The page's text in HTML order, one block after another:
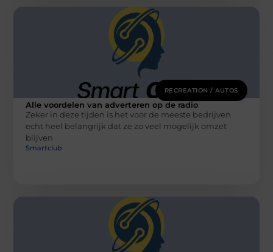
RECREATION / AUTOS
Alle voordelen van adverteren op de radio
Zeker in deze tijden is het voor de meeste bedrijven
echt heel belangrijk dat ze zo veel mogelijk omzet
blijven
Smartclub